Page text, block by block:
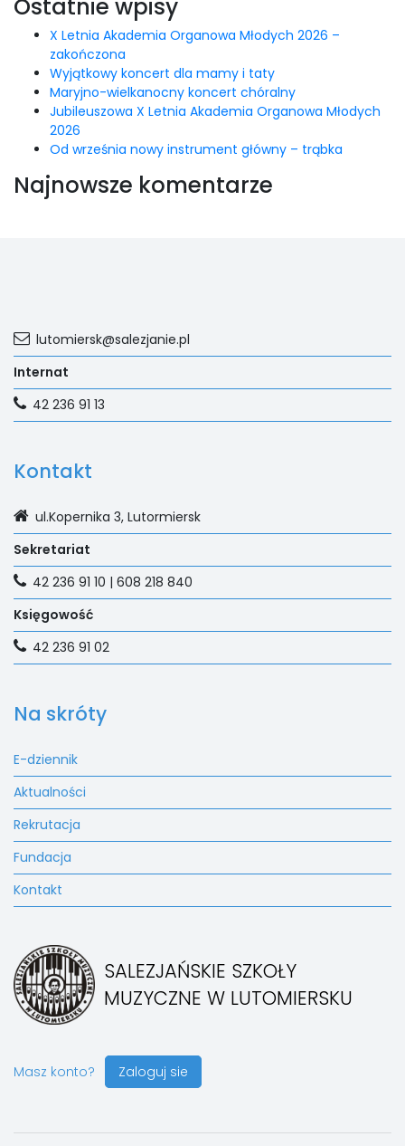
Ostatnie wpisy
X Letnia Akademia Organowa Młodych 2026 –
zakończona
Wyjątkowy koncert dla mamy i taty
Maryjno-wielkanocny koncert chóralny
Jubileuszowa X Letnia Akademia Organowa Młodych
2026
Od września nowy instrument główny – trąbka
Najnowsze komentarze
SALEZJAŃSKIE SZKOŁY
MUZYCZNE W LUTOMIERSKU
Masz konto? Zaloguj sie
Na skróty
E-dziennik
Aktualności
Rekrutacja
Fundacja
Kontakt
Kontakt
ul.Kopernika 3, Lutormiersk
Sekretariat
42 236 91 10 | 608 218 840
Księgowość
42 236 91 02
lutomiersk@salezjanie.pl
Internat
42 236 91 13